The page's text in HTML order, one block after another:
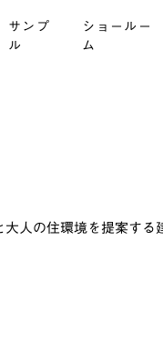
サンプ
ル
ショールー
ム
人の住環境を提案する